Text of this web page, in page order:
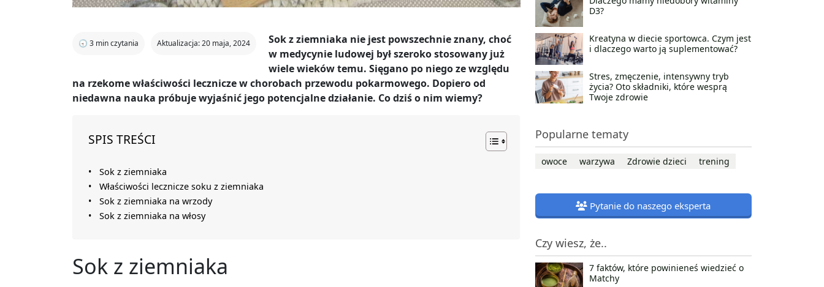
🕣 3 min czytania Aktualizacja: 20 maja, 2024
Sok z ziemniaka nie jest powszechnie znany, choć
w medycynie ludowej był szeroko stosowany już
wiele wieków temu. Sięgano po niego ze względu
na rzekome właściwości lecznicze w chorobach przewodu pokarmowego. Dopiero od
niedawna nauka próbuje wyjaśnić jego potencjalne działanie. Co dziś o nim wiemy?
SPIS TREŚCI
Sok z ziemniaka
Właściwości lecznicze soku z ziemniaka
Sok z ziemniaka na wrzody
Sok z ziemniaka na włosy
Sok z ziemniaka
D3?
Kreatyna w diecie sportowca. Czym jest
i dlaczego warto ją suplementować?
Stres, zmęczenie, intensywny tryb
życia? Oto składniki, które wesprą
Twoje zdrowie
Popularne tematy
owoce warzywa Zdrowie dzieci trening
Pytanie do naszego eksperta
Czy wiesz, że..
7 faktów, które powinieneś wiedzieć o
Matchy